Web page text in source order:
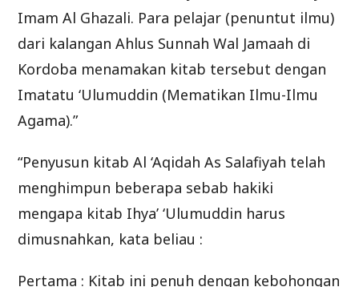
Imam Al Ghazali. Para pelajar (penuntut ilmu)
dari kalangan Ahlus Sunnah Wal Jamaah di
Kordoba menamakan kitab tersebut dengan
Imatatu ‘Ulumuddin (Mematikan Ilmu-Ilmu
Agama).”
“Penyusun kitab Al ‘Aqidah As Salafiyah telah
menghimpun beberapa sebab hakiki
mengapa kitab Ihya’ ‘Ulumuddin harus
dimusnahkan, kata beliau :
Pertama : Kitab ini penuh dengan kebohongan